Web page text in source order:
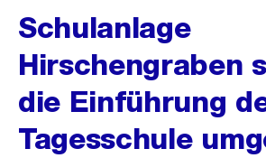
Schulanlage
Hirschengraben
die Einführung
Tagesschule